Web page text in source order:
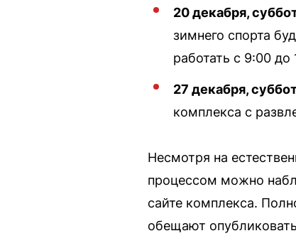
20 декабря,
зимнего спорта
работать с 9:00 до
27 декабря,
комплекса с
Несмотря на
процессом можно
сайте комплекса.
обещают